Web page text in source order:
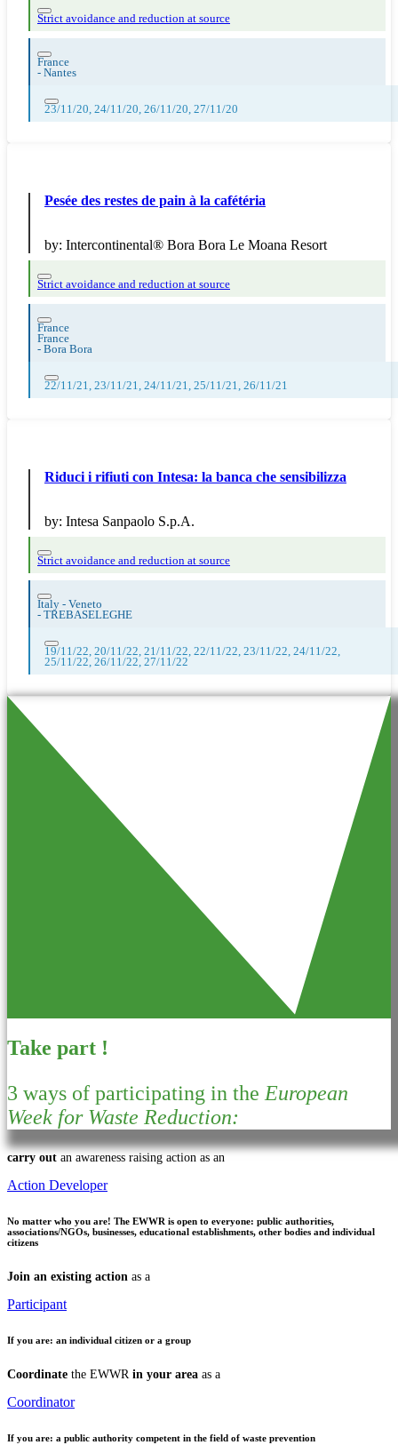
Strict avoidance and reduction at source
France
- Nantes
23/11/20, 24/11/20, 26/11/20, 27/11/20
Pesée des restes de pain à la cafétéria
by: Intercontinental® Bora Bora Le Moana Resort
Strict avoidance and reduction at source
France
France
- Bora Bora
22/11/21, 23/11/21, 24/11/21, 25/11/21, 26/11/21
Riduci i rifiuti con Intesa: la banca che sensibilizza
by: Intesa Sanpaolo S.p.A.
Strict avoidance and reduction at source
Italy - Veneto
- TREBASELEGHE
19/11/22, 20/11/22, 21/11/22, 22/11/22, 23/11/22, 24/11/22,
25/11/22, 26/11/22, 27/11/22
Take part !
3 ways of participating in the European
Week for Waste Reduction:
carry out an awareness raising action as an
Action Developer
No matter who you are! The EWWR is open to everyone: public authorities,
associations/NGOs, businesses, educational establishments, other bodies and individual
citizens
Join an existing action as a
Participant
If you are: an individual citizen or a group
Coordinate the EWWR in your area as a
Coordinator
If you are: a public authority competent in the field of waste prevention